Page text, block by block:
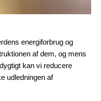
energiforbrug og
af dem, og mens
kan vi reducere
udledningen af